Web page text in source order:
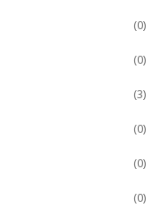
(0)
(0)
(3)
(0)
(0)
(0)